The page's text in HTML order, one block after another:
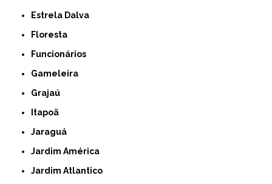
Estrela Dalva
Floresta
Funcionários
Gameleira
Grajaú
Itapoã
Jaraguá
Jardim América
Jardim Atlantico